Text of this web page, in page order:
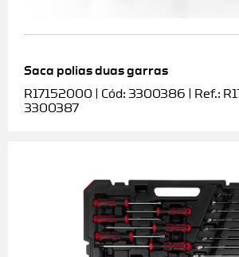
Saca polias duas garras
R17152000 | Cód: 3300386 | Ref.:
3300387